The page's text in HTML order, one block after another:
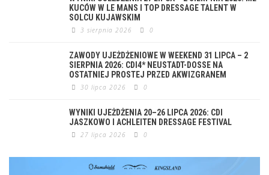
KUCÓW W LE MANS I TOP DRESSAGE TALENT W
SOLCU KUJAWSKIM
3 sierpnia 2026 0
ZAWODY UJEŻDŻENIOWE W WEEKEND 31 LIPCA – 2
SIERPNIA 2026: CDI4* NEUSTADT-DOSSE NA
OSTATNIEJ PROSTEJ PRZED AKWIZGRANEM
30 lipca 2026 0
WYNIKI UJEŻDŻENIA 20–26 LIPCA 2026: CDI
JASZKOWO I ACHLEITEN DRESSAGE FESTIVAL
27 lipca 2026 0